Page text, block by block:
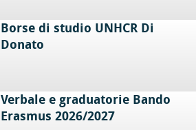
Borse di studio UNHCR Di
Donato
Verbale e graduatorie Bando
Erasmus 2026/2027